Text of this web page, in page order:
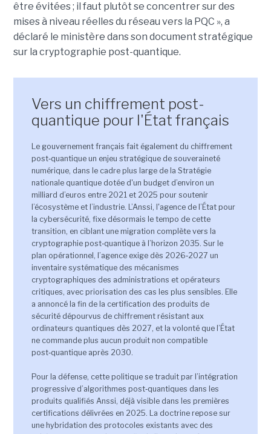
être évitées ; il faut plutôt se concentrer sur des
mises à niveau réelles du réseau vers la PQC », a
déclaré le ministère dans son document stratégique
sur la cryptographie post-quantique.
Vers un chiffrement post-
quantique pour l'État français
Le gouvernement français fait également du chiffrement
post‑quantique un enjeu stratégique de souveraineté
numérique, dans le cadre plus large de la Stratégie
nationale quantique dotée d'un budget d’environ un
milliard d’euros entre 2021 et 2025 pour soutenir
l’écosystème et l’industrie. L’Anssi, l'agence de l’État pour
la cybersécurité, fixe désormais le tempo de cette
transition, en ciblant une migration complète vers la
cryptographie post‑quantique à l’horizon 2035. Sur le
plan opérationnel, l’agence exige dès 2026‑2027 un
inventaire systématique des mécanismes
cryptographiques des administrations et opérateurs
critiques, avec priorisation des cas les plus sensibles. Elle
a annoncé la fin de la certification des produits de
sécurité dépourvus de chiffrement résistant aux
ordinateurs quantiques dès 2027, et la volonté que l’État
ne commande plus aucun produit non compatible
post‑quantique après 2030.
Pour la défense, cette politique se traduit par l’intégration
progressive d’algorithmes post‑quantiques dans les
produits qualifiés Anssi, déjà visible dans les premières
certifications délivrées en 2025. La doctrine repose sur
une hybridation des protocoles existants avec des